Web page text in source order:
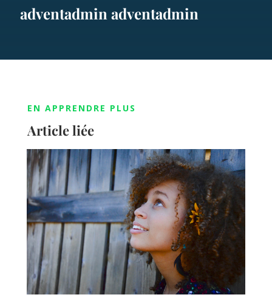
adventadmin adventadmin
EN APPRENDRE PLUS
Article liée